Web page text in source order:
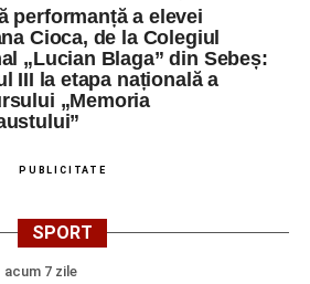
performanță a elevei
Cioca, de la Colegiul
„Lucian Blaga” din Sebeș:
III la etapa națională a
„Memoria
PUBLICITATE
SPORT
acum 7 zile